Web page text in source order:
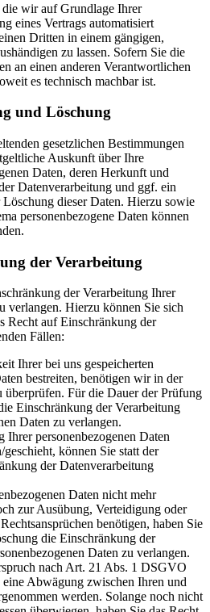
die wir auf Grundlage Ihrer
eines Vertrags automatisiert
Dritten in einem gängigen,
zu lassen. Sofern Sie die
an einen anderen Verantwortlichen
es technisch machbar ist.
und Löschung
gesetzlichen Bestimmungen
Auskunft über Ihre
Daten, deren Herkunft und
Datenverarbeitung und ggf. ein
dieser Daten. Hierzu sowie
personenbezogene Daten können
der Verarbeitung
der Verarbeitung Ihrer
verlangen. Hierzu können Sie sich
Recht auf Einschränkung der
Fällen:
Ihrer bei uns gespeicherten
bestreiten, benötigen wir in der
überprüfen. Für die Dauer der Prüfung
Einschränkung der Verarbeitung
Daten zu verlangen.
Ihrer personenbezogenen Daten
können Sie statt der
der Datenverarbeitung
Daten nicht mehr
zur Ausübung, Verteidigung oder
benötigen, haben Sie
die Einschränkung der
Daten zu verlangen.
nach Art. 21 Abs. 1 DSGVO
eine Abwägung zwischen Ihren und
werden. Solange noch nicht